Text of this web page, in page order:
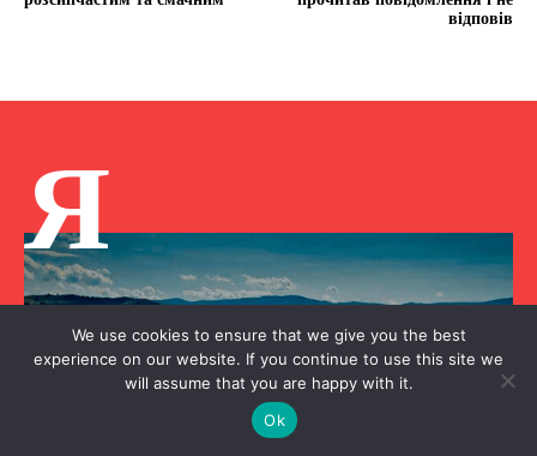
відповів
Я
We use cookies to ensure that we give you the best
experience on our website. If you continue to use this site we
will assume that you are happy with it.
Ok